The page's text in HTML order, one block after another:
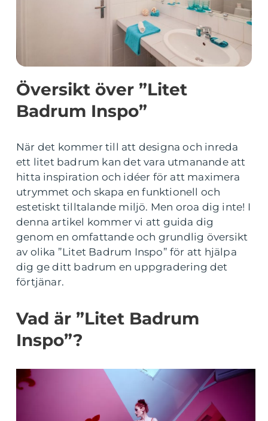
Översikt över ”Litet
Badrum Inspo”
När det kommer till att designa och inreda
ett litet badrum kan det vara utmanande att
hitta inspiration och idéer för att maximera
utrymmet och skapa en funktionell och
estetiskt tilltalande miljö. Men oroa dig inte! I
denna artikel kommer vi att guida dig
genom en omfattande och grundlig översikt
av olika ”Litet Badrum Inspo” för att hjälpa
dig ge ditt badrum en uppgradering det
förtjänar.
Vad är ”Litet Badrum
Inspo”?